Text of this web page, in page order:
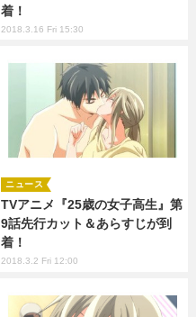
着！
2018.3.16 Fri 15:30
TVアニメ『25歳の女子高生』第
9話先行カット＆あらすじが到
着！
ニュース
2018.3.2 Fri 12:00